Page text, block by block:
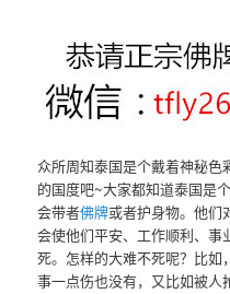
众所周知泰国是个戴着神秘
的国度吧~大家都知道泰国是
会带者佛牌或者护身物。他们
会使他们平安、工作顺利、
死。怎样的大难不死呢？比
事一点伤也没有，又比如被人